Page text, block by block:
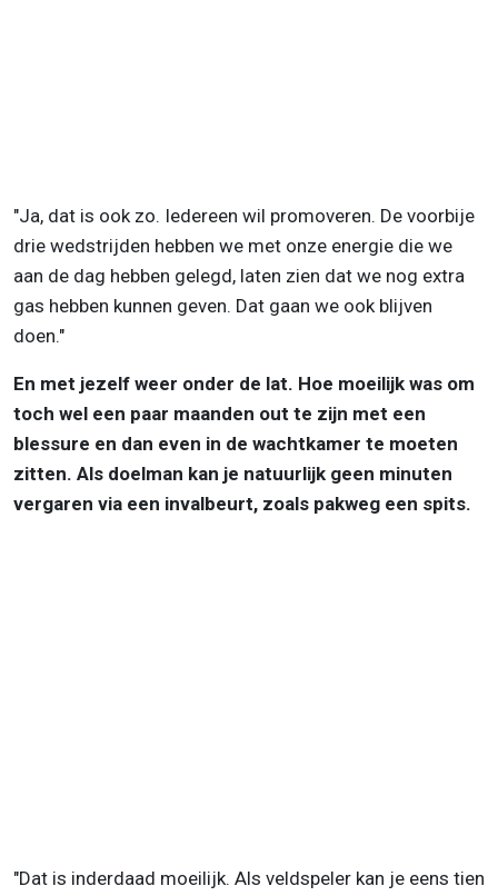
"Ja, dat is ook zo. Iedereen wil promoveren. De voorbije
drie wedstrijden hebben we met onze energie die we
aan de dag hebben gelegd, laten zien dat we nog extra
gas hebben kunnen geven. Dat gaan we ook blijven
doen."
En met jezelf weer onder de lat. Hoe moeilijk was om
toch wel een paar maanden out te zijn met een
blessure en dan even in de wachtkamer te moeten
zitten. Als doelman kan je natuurlijk geen minuten
vergaren via een invalbeurt, zoals pakweg een spits.
"Dat is inderdaad moeilijk. Als veldspeler kan je eens tien